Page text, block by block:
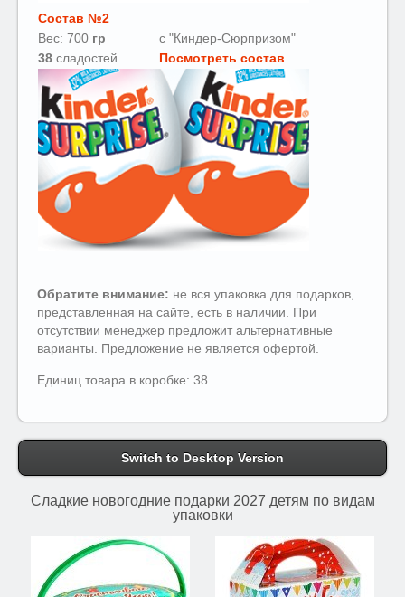
Состав №2
Вес: 700 гр
с "Киндер-Сюрпризом"
38 сладостей Посмотреть состав
Обратите внимание: не вся упаковка для подарков,
представленная на сайте, есть в наличии. При
отсутствии менеджер предложит альтернативные
варианты. Предложение не является офертой.
Единиц товара в коробке: 38
Switch to Desktop Version
Сладкие новогодние подарки 2027 детям по видам
упаковки